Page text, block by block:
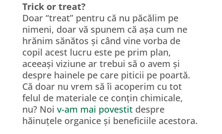
Trick or treat?
Doar “treat” pentru că nu păcălim pe
nimeni, doar vă spunem că așa cum ne
hrănim sănătos și când vine vorba de
copil acest lucru este pe prim plan,
aceeași viziune ar trebui să o avem și
despre hainele pe care piticii pe poartă.
Că doar nu vrem să îi acoperim cu tot
felul de materiale ce conțin chimicale,
nu? Noi v-am mai povestitdespre
hăinuțele organice și beneficiile acestora.